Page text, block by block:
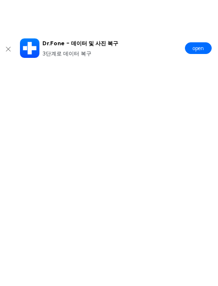
Dr.Fone – 데이터 및 사진 복구
3단계로 데이터 복구
open